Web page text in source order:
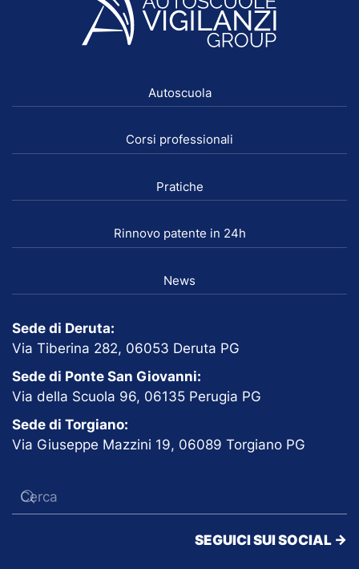
Autoscuola
Corsi professionali
Pratiche
Rinnovo patente in 24h
News
Sede di Deruta:
Via Tiberina 282, 06053 Deruta PG
Sede di Ponte San Giovanni:
Via della Scuola 96, 06135 Perugia PG
Sede di Torgiano:
Via Giuseppe Mazzini 19, 06089 Torgiano PG
SEGUICI SUI SOCIAL ->